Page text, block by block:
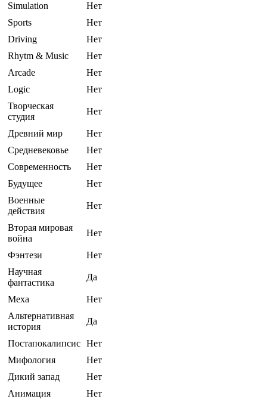
Simulation
Нет
Sports
Нет
Driving
Нет
Rhytm & Music
Нет
Arcade
Нет
Logic
Нет
Творческая
студия
Нет
Древний мир
Нет
Средневековье
Нет
Современность
Нет
Будущее
Нет
Военные
действия
Нет
Вторая мировая
война
Нет
Фэнтези
Нет
Научная
фантастика
Да
Меха
Нет
Альтернативная
история
Да
Постапокалипсис Нет
Мифология
Нет
Дикий запад
Нет
Анимация
Нет